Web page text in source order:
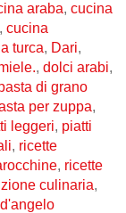
araba, cucina
, cucina
turca, Dari,
, dolci arabi,
di grano
per zuppa,
leggeri, piatti
, ricette
, ricette
culinaria,